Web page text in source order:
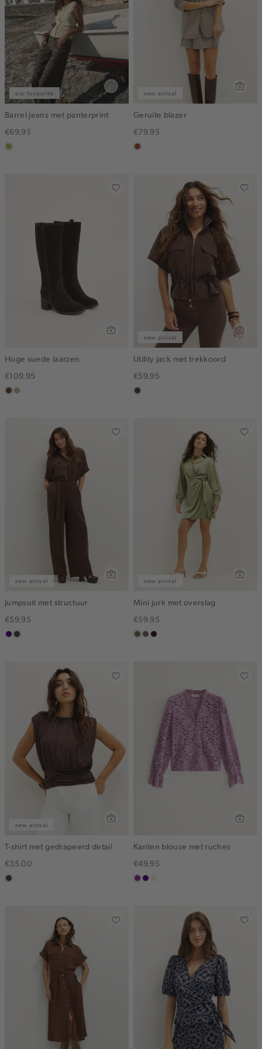
our favourite
Barrel jeans met panterprint
€69.95
meerkleurig
new arrival
Geruite blazer
€79.95
bruin
Hoge suede laarzen
€109.95
donkerbruin
zand
new arrival
Utility jack met trekkoord
€59.95
choco
new arrival
Jumpsuit met structuur
€59.95
indigochoco
new arrival
Mini jurk met overslag
€59.95
groen,
middenbruin
bordeaux,
new arrival
T-shirt met gedrapeerd detail
€35.00
choco
Kanten blouse met ruches
€49.95
middenpaars
indigo